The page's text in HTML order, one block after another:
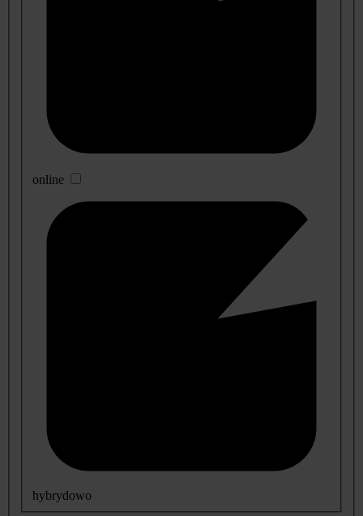
online
hybrydowo